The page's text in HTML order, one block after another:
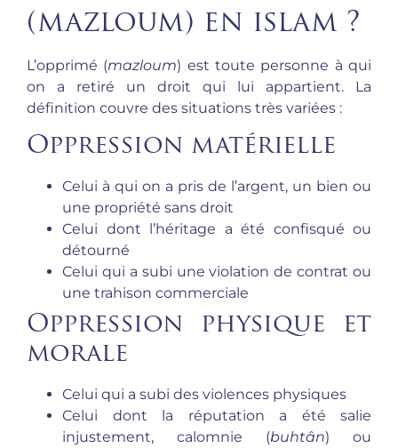
(mazloum) en islam ?
L’opprimé (mazloum) est toute personne à qui
on a retiré un droit qui lui appartient. La
définition couvre des situations très variées :
Oppression matérielle
Celui à qui on a pris de l’argent, un bien ou
une propriété sans droit
Celui dont l’héritage a été confisqué ou
détourné
Celui qui a subi une violation de contrat ou
une trahison commerciale
Oppression physique et
morale
Celui qui a subi des violences physiques
Celui dont la réputation a été salie
injustement, calomnie (buhtân) ou